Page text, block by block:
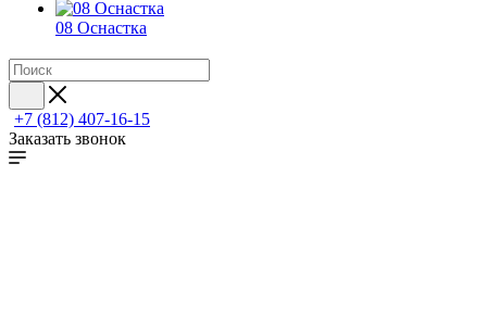
08 Оснастка
+7 (812) 407-16-15
Заказать звонок